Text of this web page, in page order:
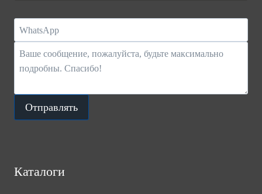
Отправлять
Каталоги